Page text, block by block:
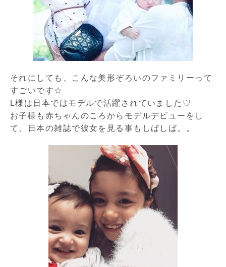
それにしても、こんな美形ぞろいのファミリーって
すごいです☆
L様は日本ではモデルで活躍されていました♡
お子様も赤ちゃんのころからモデルデビューをし
て、日本の雑誌で彼女を見る事もしばしば。。